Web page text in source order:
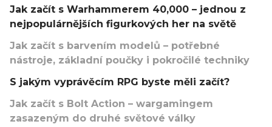
Jak začít s Warhammerem 40,000 – jednou z
nejpopulárnějších figurkových her na světě
Jak začít s barvením modelů – potřebné
nástroje, základní poučky i pokročilé techniky
S jakým vyprávěcím RPG byste měli začít?
Jak začít s Bolt Action – wargamingem
zasazeným do druhé světové války